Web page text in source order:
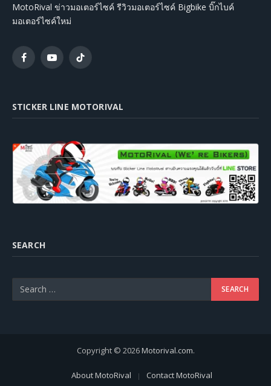
MotoRival ข่าวมอเตอร์ไซค์ รีวิวมอเตอร์ไซค์ Bigbike บิ๊กไบค์
มอเตอร์ไซค์ใหม่
FacebookYouTubeTikTok
STICKER LINE MOTORIVAL
SEARCH
Copyright © 2026Motorival.com.
About MotoRival Contact MotoRival